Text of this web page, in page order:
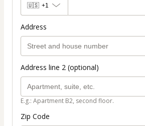
🇺🇸 +1
Address
Address line 2 (optional)
E.g.: Apartment B2, second floor.
Zip Code